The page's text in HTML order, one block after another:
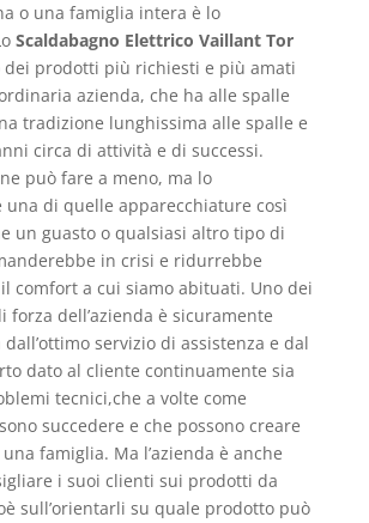
o una famiglia intera è lo
Scaldabagno Elettrico Vaillant Tor
prodotti più richiesti e più amati
azienda, che ha alle spalle
tradizione lunghissima alle spalle e
circa di attività e di successi.
può fare a meno, ma lo
una di quelle apparecchiature così
un guasto o qualsiasi altro tipo di
in crisi e ridurrebbe
comfort a cui siamo abituati. Uno dei
dell’azienda è sicuramente
servizio di assistenza e dal
dato al cliente continuamente sia
tecnici,che a volte come
succedere e che possono creare
famiglia. Ma l’azienda è anche
i suoi clienti sui prodotti da
sull’orientarli su quale prodotto può